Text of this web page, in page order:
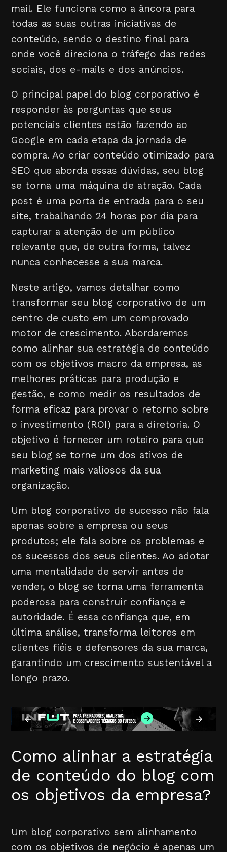
mail. Ele funciona como a âncora para
todas as suas outras iniciativas de
conteúdo, sendo o destino final para
onde você direciona o tráfego das redes
sociais, dos e-mails e dos anúncios.
O principal papel do blog corporativo é
responder às perguntas que seus
potenciais clientes estão fazendo ao
Google em cada etapa da jornada de
compra. Ao criar conteúdo otimizado para
SEO que aborda essas dúvidas, seu blog
se torna uma máquina de atração. Cada
post é uma porta de entrada para o seu
site, trabalhando 24 horas por dia para
capturar a atenção de um público
relevante que, de outra forma, talvez
nunca conhecesse a sua marca.
Neste artigo, vamos detalhar como
transformar seu blog corporativo de um
centro de custo em um comprovado
motor de crescimento. Abordaremos
como alinhar sua estratégia de conteúdo
com os objetivos macro da empresa, as
melhores práticas para produção e
gestão, e como medir os resultados de
forma eficaz para provar o retorno sobre
o investimento (ROI) para a diretoria. O
objetivo é fornecer um roteiro para que
seu blog se torne um dos ativos de
marketing mais valiosos da sua
organização.
Um blog corporativo de sucesso não fala
apenas sobre a empresa ou seus
produtos; ele fala sobre os problemas e
os sucessos dos seus clientes. Ao adotar
uma mentalidade de servir antes de
vender, o blog se torna uma ferramenta
poderosa para construir confiança e
autoridade. É essa confiança que, em
última análise, transforma leitores em
clientes fiéis e defensores da sua marca,
garantindo um crescimento sustentável a
longo prazo.
Como alinhar a estratégia
de conteúdo do blog com
os objetivos da empresa?
Um blog corporativo sem alinhamento
com os objetivos de negócio é apenas um